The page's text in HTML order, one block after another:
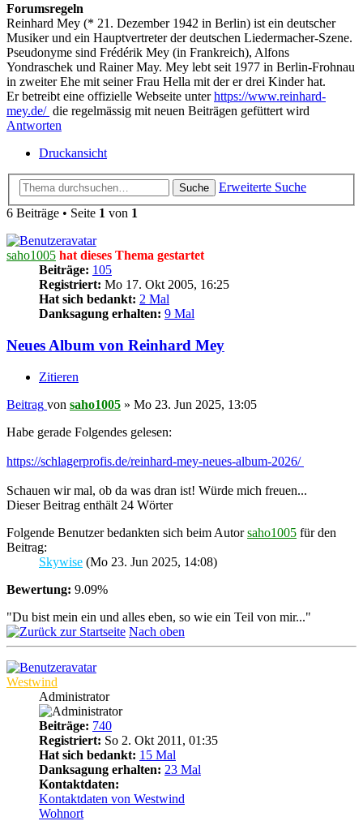
Forumsregeln
Reinhard Mey (* 21. Dezember 1942 in Berlin) ist ein deutscher
Musiker und ein Hauptvertreter der deutschen Liedermacher-Szene.
Pseudonyme sind Frédérik Mey (in Frankreich), Alfons
Yondraschek und Rainer May. Mey lebt seit 1977 in Berlin-Frohnau
in zweiter Ehe mit seiner Frau Hella mit der er drei Kinder hat.
Er betreibt eine offizielle Webseite unterhttps://www.reinhard-
mey.de/ die regelmässig mit neuen Beiträgen gefüttert wird
Antworten
Druckansicht
Suche
Erweiterte Suche
6 Beiträge • Seite 1 von 1
saho1005 hat dieses Thema gestartet
Beiträge: 105
Registriert: Mo 17. Okt 2005, 16:25
Hat sich bedankt: 2 Mal
Danksagung erhalten: 9 Mal
Neues Album von Reinhard Mey
Zitieren
Beitrag von saho1005 » Mo 23. Jun 2025, 13:05
Habe gerade Folgendes gelesen:
https://schlagerprofis.de/reinhard-mey-neues-album-2026/
Schauen wir mal, ob da was dran ist! Würde mich freuen...
Dieser Beitrag enthält 24 Wörter
Folgende Benutzer bedankten sich beim Autorsaho1005 für den
Beitrag:
Skywise (Mo 23. Jun 2025, 14:08)
Bewertung: 9.09%
"Du bist mein ein und alles eben, so wie ein Teil von mir..."
Nach oben
Westwind
Administrator
Beiträge: 740
Registriert: So 2. Okt 2011, 01:35
Hat sich bedankt: 15 Mal
Danksagung erhalten: 23 Mal
Kontaktdaten:
Kontaktdaten von Westwind
Wohnort